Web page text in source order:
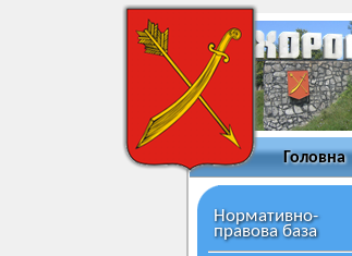
Головна
Нормативно-
правова база